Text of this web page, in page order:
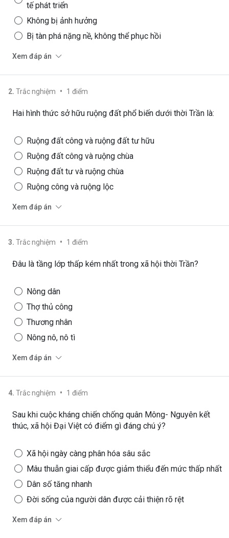
tế phát triển
Không bị ảnh hưởng
Bị tàn phá nặng nề, không thể phục hồi
Xem đáp án
2. Trắc nghiệm • 1 điểm
Hai hình thức sở hữu ruộng đất phổ biến dưới thời Trần là:
Ruộng đất công và ruộng đất tư hữu
Ruộng đất công và ruộng chùa
Ruộng đất tư và ruộng chùa
Ruộng công và ruộng lộc
Xem đáp án
3. Trắc nghiệm • 1 điểm
Đâu là tầng lớp thấp kém nhất trong xã hội thời Trần?
Nông dân
Thợ thủ công
Thương nhân
Nông nô, nô tì
Xem đáp án
4. Trắc nghiệm • 1 điểm
Sau khi cuộc kháng chiến chống quân Mông- Nguyên kết
thúc, xã hội Đại Việt có điểm gì đáng chú ý?
Xã hội ngày càng phân hóa sâu sắc
Mâu thuẫn giai cấp được giảm thiểu đến mức thấp nhất
Dân số tăng nhanh
Đời sống của người dân được cải thiện rõ rệt
Xem đáp án